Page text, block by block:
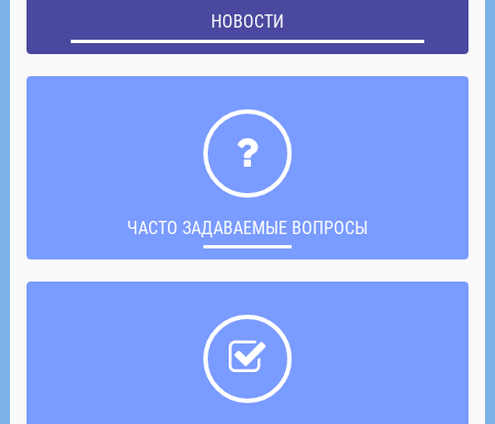
НОВОСТИ
ЧАСТО ЗАДАВАЕМЫЕ ВОПРОСЫ